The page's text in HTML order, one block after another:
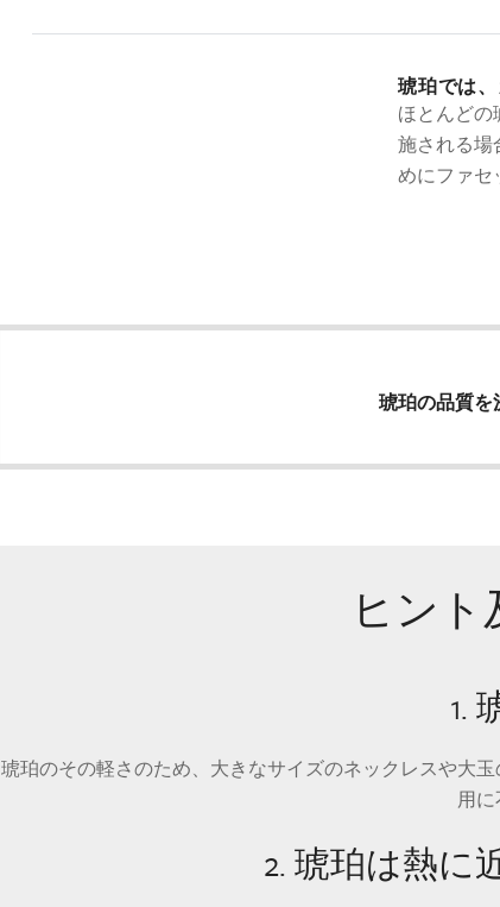
琥珀では
ほとんどの
施される場
めにファセ
琥珀の品質
ヒント
1.
琥珀のその軽さのため、大きなサイズのネックレスや大
用に
2. 琥珀は熱に